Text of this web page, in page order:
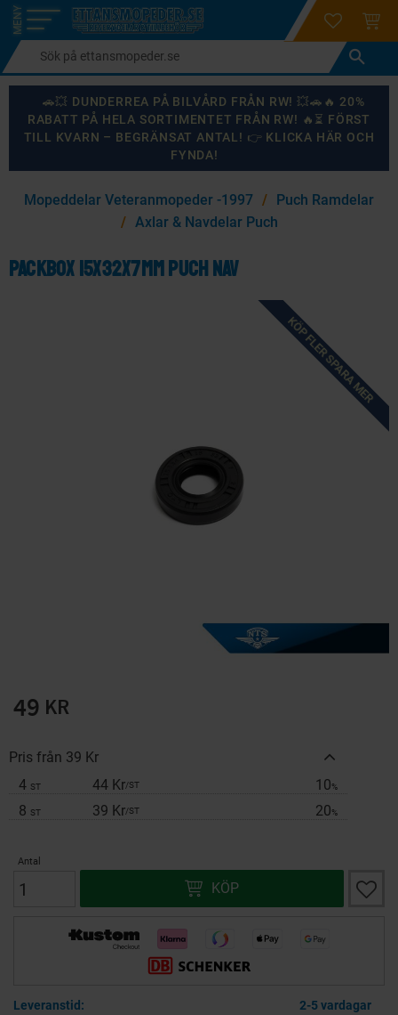
Meny
login
🚗💥 DUNDERREA PÅ BILVÅRD FRÅN RW! 💥🚗🔥 20%
RABATT PÅ HELA SORTIMENTET FRÅN RW! 🔥⏳ FÖRST
TILL KVARN – BEGRÄNSAT ANTAL! 👉 KLICKA HÄR OCH
FYNDA!
KANSKE NÅGON AV DESSA PRODUKTER KAN INTRESSERA
Montage/Arbetshandsk
e Hanvo PE304 1 par
Mopeddelar Veteranmopeder -1997
Puch Ramdelar
Axlar & Navdelar Puch
Packbox 15x32x7mm Puch nav
KÖP FLER SPARA MER
49 KR
Pris från 39 Kr
4 ST 44 Kr/ST 10%
8 ST 39 Kr/ST 20%
Antal
KÖP Lägg
2-5 vardagar